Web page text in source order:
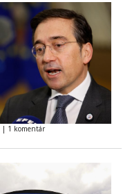
| 1 komentár